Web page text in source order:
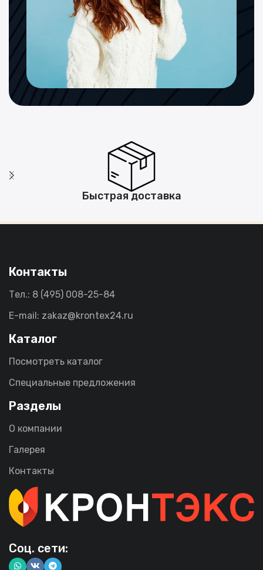
Быстрая доставка
Контакты
Тел.: 8 (495) 008-25-84
E-mail: zakaz@krontex24.ru
Каталог
Посмотреть каталог
Специальные предложения
Разделы
О компании
Галерея
Контакты
Соц. сети: